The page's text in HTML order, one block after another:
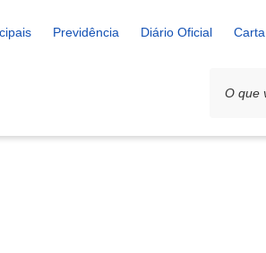
Previdência Diário Oficial